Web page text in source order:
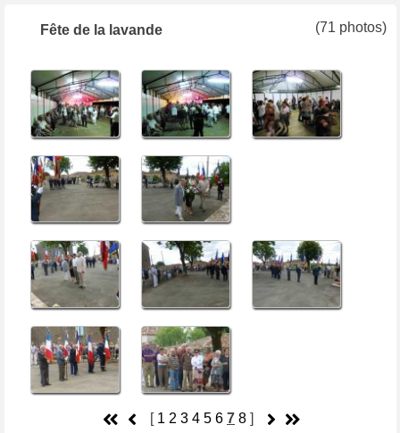
Fête de la lavande (71 photos)
[ 1 2 3 4 5 6 7 8 ]